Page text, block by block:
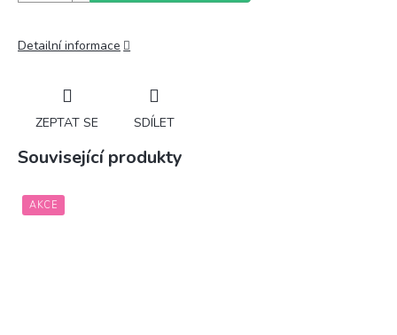
Detailní informace
ZEPTAT SE SDÍLET
Související produkty
AKCE